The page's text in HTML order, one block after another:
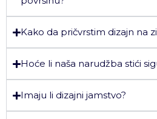
Kako da pričvrstim dizajn na
Hoće li naša narudžba stići
Imaju li dizajni jamstvo?